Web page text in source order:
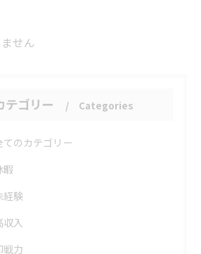
せん
テゴリー Categories
てのカテゴリー
暇
経験
収入
戦力